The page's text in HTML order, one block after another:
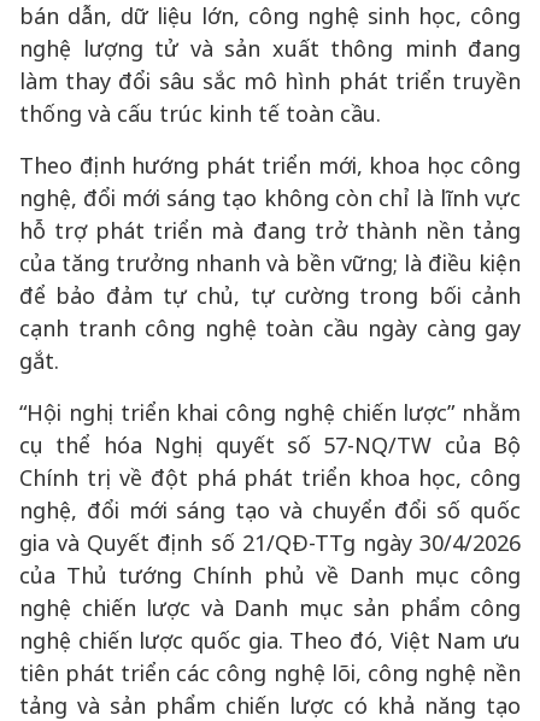
bán dẫn, dữ liệu lớn, công nghệ sinh học, công
nghệ lượng tử và sản xuất thông minh đang
làm thay đổi sâu sắc mô hình phát triển truyền
thống và cấu trúc kinh tế toàn cầu.
Theo định hướng phát triển mới, khoa học công
nghệ, đổi mới sáng tạo không còn chỉ là lĩnh vực
hỗ trợ phát triển mà đang trở thành nền tảng
của tăng trưởng nhanh và bền vững; là điều kiện
để bảo đảm tự chủ, tự cường trong bối cảnh
cạnh tranh công nghệ toàn cầu ngày càng gay
gắt.
“Hội nghị triển khai công nghệ chiến lược” nhằm
cụ thể hóa Nghị quyết số 57-NQ/TW của Bộ
Chính trị về đột phá phát triển khoa học, công
nghệ, đổi mới sáng tạo và chuyển đổi số quốc
gia và Quyết định số 21/QĐ-TTg ngày 30/4/2026
của Thủ tướng Chính phủ về Danh mục công
nghệ chiến lược và Danh mục sản phẩm công
nghệ chiến lược quốc gia. Theo đó, Việt Nam ưu
tiên phát triển các công nghệ lõi, công nghệ nền
tảng và sản phẩm chiến lược có khả năng tạo